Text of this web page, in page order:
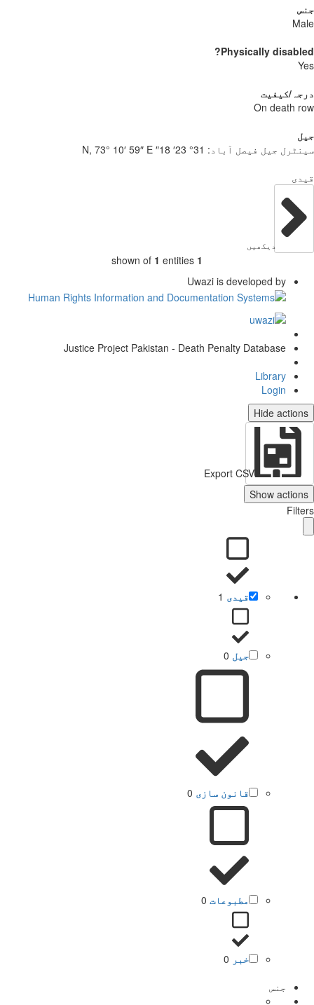
Physically
کیفیت
On death
جیل فیصل آباد: 31° 23′ 18″ N, 73° 10′ 59″ E
دیکھیں
shown of 1 entities
Uwazi is developed by
Justice Project Pakistan - Death Penalty Database
Library
Login
Hide
Export CSV
Show
قیدی 1
جیل 0
قانون سازی 0
مطبوعات 0
خبر 0
جنس